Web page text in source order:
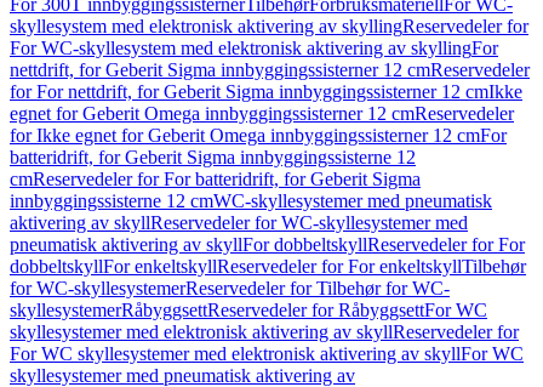
For 300T innbyggingssisternerTilbehørForbruksmateriellFor WC-
skyllesystem med elektronisk aktivering av skyllingReservedeler for
For WC-skyllesystem med elektronisk aktivering av skyllingFor
nettdrift, for Geberit Sigma innbyggingssisterner 12 cmReservedeler
for For nettdrift, for Geberit Sigma innbyggingssisterner 12 cmIkke
egnet for Geberit Omega innbyggingssisterner 12 cmReservedeler
for Ikke egnet for Geberit Omega innbyggingssisterner 12 cmFor
batteridrift, for Geberit Sigma innbyggingssisterne 12
cmReservedeler for For batteridrift, for Geberit Sigma
innbyggingssisterne 12 cmWC-skyllesystemer med pneumatisk
aktivering av skyllReservedeler for WC-skyllesystemer med
pneumatisk aktivering av skyllFor dobbeltskyllReservedeler for For
dobbeltskyllFor enkeltskyllReservedeler for For enkeltskyllTilbehør
for WC-skyllesystemerReservedeler for Tilbehør for WC-
skyllesystemerRåbyggsettReservedeler for RåbyggsettFor WC
skyllesystemer med elektronisk aktivering av skyllReservedeler for
For WC skyllesystemer med elektronisk aktivering av skyllFor WC
skyllesystemer med pneumatisk aktivering av